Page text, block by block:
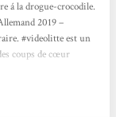
á la drogue-crocodile.
2019 –
#videolitte est un
coups de cœur